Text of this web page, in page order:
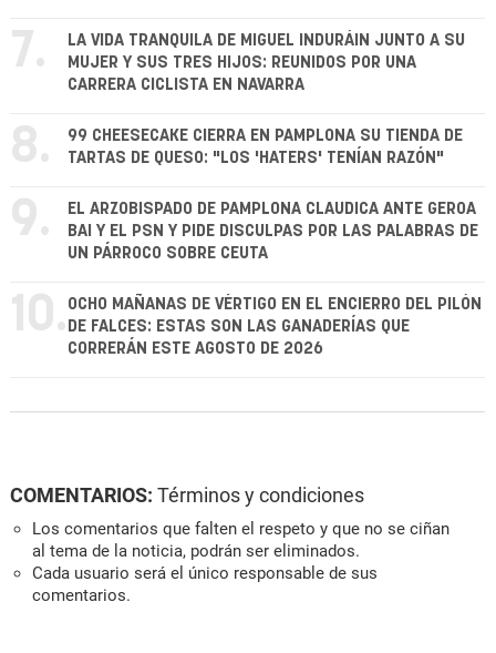
7.
LA VIDA TRANQUILA DE MIGUEL INDURÁIN JUNTO A SU
MUJER Y SUS TRES HIJOS: REUNIDOS POR UNA
CARRERA CICLISTA EN NAVARRA
8.
99 CHEESECAKE CIERRA EN PAMPLONA SU TIENDA DE
TARTAS DE QUESO: "LOS 'HATERS' TENÍAN RAZÓN"
9.
EL ARZOBISPADO DE PAMPLONA CLAUDICA ANTE GEROA
BAI Y EL PSN Y PIDE DISCULPAS POR LAS PALABRAS DE
UN PÁRROCO SOBRE CEUTA
10. OCHO MAÑANAS DE VÉRTIGO EN EL ENCIERRO DEL PILÓN
DE FALCES: ESTAS SON LAS GANADERÍAS QUE
CORRERÁN ESTE AGOSTO DE 2026
COMENTARIOS: Términos y condiciones
Los comentarios que falten el respeto y que no se ciñan
al tema de la noticia, podrán ser eliminados.
Cada usuario será el único responsable de sus
comentarios.